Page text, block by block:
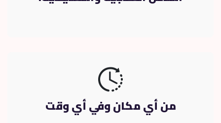
من أي مكان وفي أي وقت